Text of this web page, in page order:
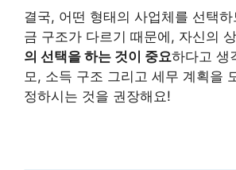
결국, 어떤 형태의 사업체를 선택
금 구조가 다르기 때문에, 자신의
의 선택을 하는 것이 중요하다고 생
모, 소득 구조 그리고 세무 계획을
정하시는 것을 권장해요!